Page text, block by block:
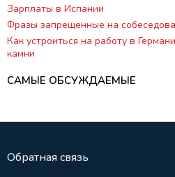
Зарплаты в Испании
Фразы запрещенные на
Как устроиться на работу в
камни
САМЫЕ ОБСУЖДАЕМЫЕ
Обратная связь